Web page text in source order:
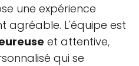
une expérience
agréable. L'équipe est
et attentive,
qui se